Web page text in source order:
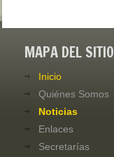
MAPA DEL SITIO
Inicio
Quiénes Somos
Noticias
Enlaces
Secretarías